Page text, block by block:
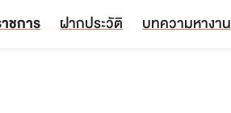
ชการ ฝากประวัติ บทความหางาน